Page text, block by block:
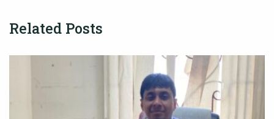
Related Posts